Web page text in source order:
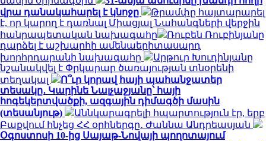
վրա դանակահարել է կնոջը
Թրամփը հայտարարել
է, որ կարող է դառնալ Միացյալ Նահանգների վերջին
հանրապետական ​​նախագահը
Ռուբեն Ռուբինյանը
դարձել է աշխարհի ամենաերիտասարդ
խորհրդարանի նախագահը
Արթուր Խուդինյանը
նշանակվել է Փրկարար ծառայության տնօրենի
տեղակալ
Ո՞ւր կորավ հայի պահանջատեր
տեսակը․ Կարինե Նալչաջյանը՝ հայի
հոգեկերտվածքի, ազգային դիմագծի մասին
(տեսանյութ)
Աննկարագրելի հպարտություն էր, երբ
Բաքվում հնչեց ՀՀ օրհներգը․ Ժաննա Անդրեասյան
Օգոստոսի 10-ից Սայաթ-Նովայի պողոտայում